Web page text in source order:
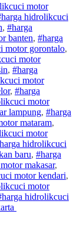
cuci motor
harga hidrolikcuci
, #harga
banten, #harga
motorgorontalo,
cuci motor
, #harga
cuci motor
, #harga
cuci motor
lampung, #harga
mataram,
cuci motor
harga hidrolikcuci
baru, #harga
motormakasar,
motorkendari,
cuci motor
harga hidrolikcuci